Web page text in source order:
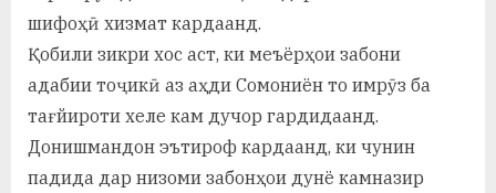
шифоҳӣ хизмат кардаанд.
Қобили зикри хос аст, ки меъёрҳои забони
адабии тоҷикӣ аз аҳди Сомониён то имрӯз ба
тағйироти хеле кам дучор гардидаанд.
Донишмандон эътироф кардаанд, ки чунин
падида дар низоми забонҳои дунё камназир